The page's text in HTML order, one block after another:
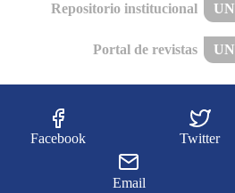
Repositorio institucional
Portal de revistas
Facebook Twitter
Email